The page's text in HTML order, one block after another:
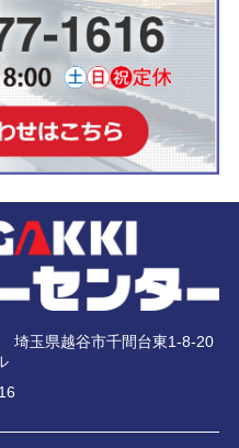
埼玉県越谷市千間台東1-8-20